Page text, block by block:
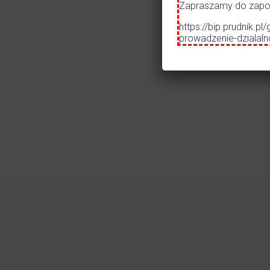
Zapraszamy do
https://
prowadzenie-